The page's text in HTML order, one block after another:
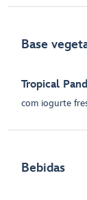
Base
Tropical
com iogurte
Bebidas